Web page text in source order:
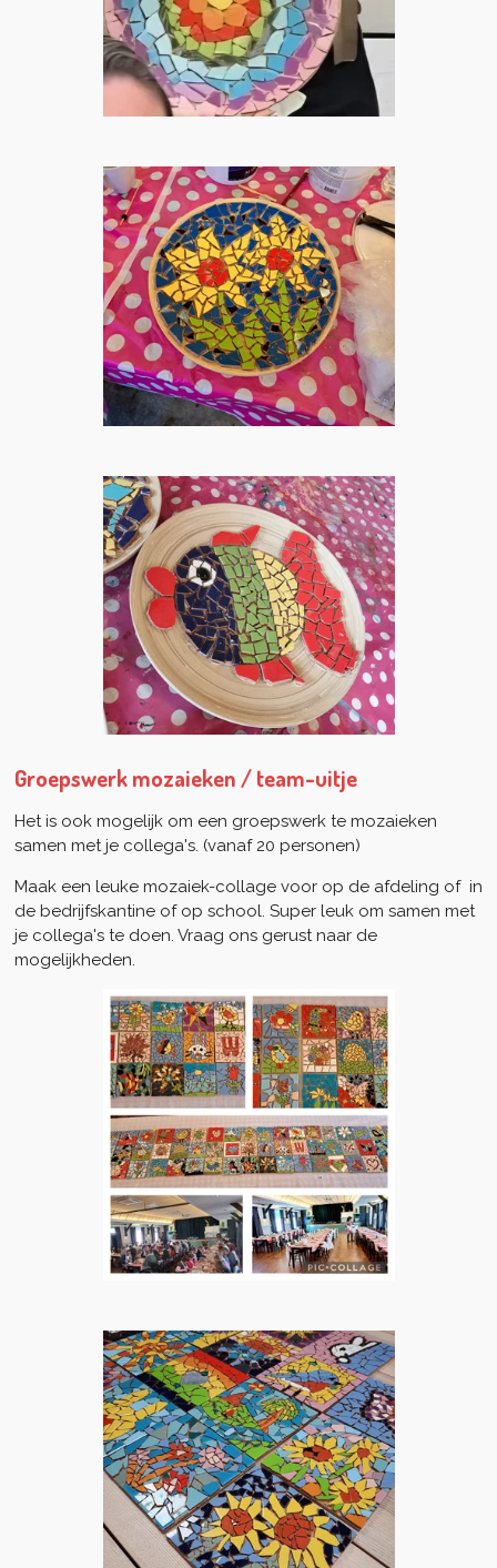
Groepswerk mozaieken / team-uitje
Het is ook mogelijk om een groepswerk te mozaieken
samen met je collega's. (vanaf 20 personen)
Maak een leuke mozaiek-collage voor op de afdeling of in
de bedrijfskantine of op school. Super leuk om samen met
je collega's te doen. Vraag ons gerust naar de
mogelijkheden.